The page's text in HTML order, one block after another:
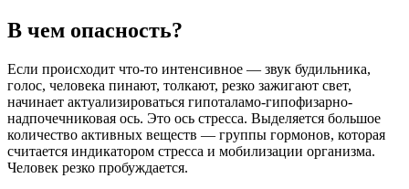
В чем опасность?
Если происходит что-то интенсивное — звук будильника,
голос, человека пинают, толкают, резко зажигают свет,
начинает актуализироваться гипоталамо-гипофизарно-
надпочечниковая ось. Это ось стресса. Выделяется большое
количество активных веществ — группы гормонов, которая
считается индикатором стресса и мобилизации организма.
Человек резко пробуждается.